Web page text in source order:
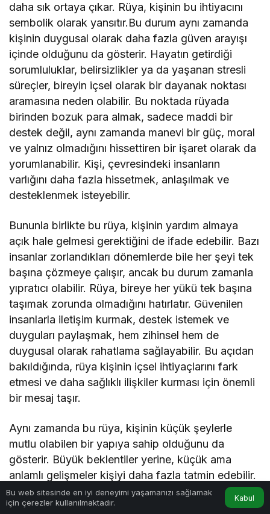
daha sık ortaya çıkar. Rüya, kişinin bu ihtiyacını
sembolik olarak yansıtır.Bu durum aynı zamanda
kişinin duygusal olarak daha fazla güven arayışı
içinde olduğunu da gösterir. Hayatın getirdiği
sorumluluklar, belirsizlikler ya da yaşanan stresli
süreçler, bireyin içsel olarak bir dayanak noktası
aramasına neden olabilir. Bu noktada rüyada
birinden bozuk para almak, sadece maddi bir
destek değil, aynı zamanda manevi bir güç, moral
ve yalnız olmadığını hissettiren bir işaret olarak da
yorumlanabilir. Kişi, çevresindeki insanların
varlığını daha fazla hissetmek, anlaşılmak ve
desteklenmek isteyebilir.
Bununla birlikte bu rüya, kişinin yardım almaya
açık hale gelmesi gerektiğini de ifade edebilir. Bazı
insanlar zorlandıkları dönemlerde bile her şeyi tek
başına çözmeye çalışır, ancak bu durum zamanla
yıpratıcı olabilir. Rüya, bireye her yükü tek başına
taşımak zorunda olmadığını hatırlatır. Güvenilen
insanlarla iletişim kurmak, destek istemek ve
duyguları paylaşmak, hem zihinsel hem de
duygusal olarak rahatlama sağlayabilir. Bu açıdan
bakıldığında, rüya kişinin içsel ihtiyaçlarını fark
etmesi ve daha sağlıklı ilişkiler kurması için önemli
bir mesaj taşır.
Aynı zamanda bu rüya, kişinin küçük şeylerle
mutlu olabilen bir yapıya sahip olduğunu da
gösterir. Büyük beklentiler yerine, küçük ama
anlamlı gelişmeler kişiyi daha fazla tatmin edebilir.
Bu durum, psikolojik olarak daha dengeli bir yapıyı
temsil eder. Ancak bu rüya, bazen kişinin
Bu web sitesinde en iyi deneyimi yaşamanızı sağlamak
için çerezler kullanılmaktadır.
Kabul
Anasayfa Hesabım